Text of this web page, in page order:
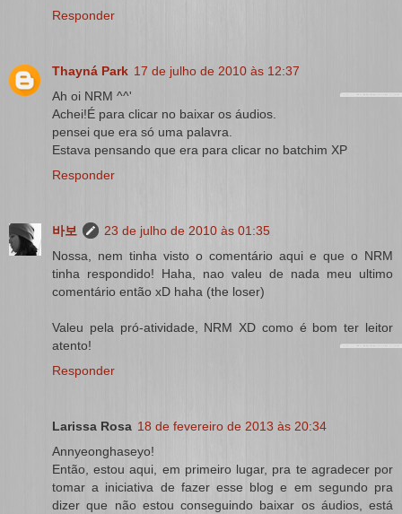
Responder
Thayná Park 17 de julho de 2010 às 12:37
Ah oi NRM ^^'
Achei!É para clicar no baixar os áudios.
pensei que era só uma palavra.
Estava pensando que era para clicar no batchim XP
Responder
바보
23 de julho de 2010 às 01:35
Nossa, nem tinha visto o comentário aqui e que o NRM
tinha respondido! Haha, nao valeu de nada meu ultimo
comentário então xD haha (the loser)
Valeu pela pró-atividade, NRM XD como é bom ter leitor
atento!
Responder
Larissa Rosa 18 de fevereiro de 2013 às 20:34
Annyeonghaseyo!
Então, estou aqui, em primeiro lugar, pra te agradecer por
tomar a iniciativa de fazer esse blog e em segundo pra
dizer que não estou conseguindo baixar os áudios, está